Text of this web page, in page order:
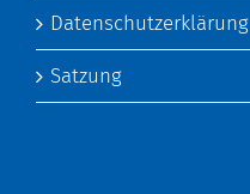
Datenschutzerklärung
Satzung